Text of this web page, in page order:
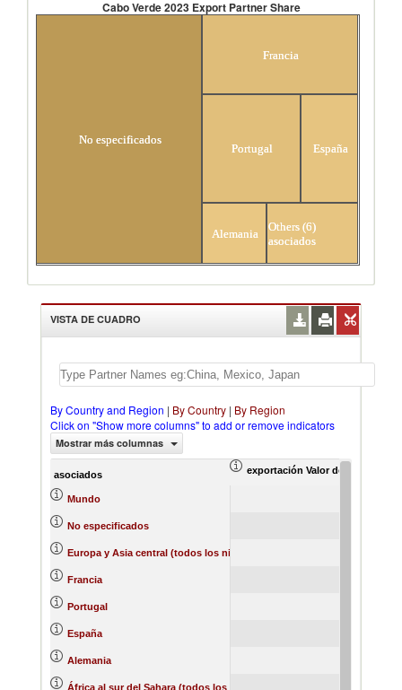
Cabo Verde 2023 Export Partner Share
No especificados
Francia
Portugal España
Alemania
Others (6)
asociados
VISTA DE CUADRO
By Country and Region | By Country | By Region
Click on "Show more columns" to add or remove indicators
Mostrar más columnas
asociados exportación Valor del comercio
Mundo
No especificados
Europa y Asia central (todos los niveles de ingreso)
Francia
Portugal
España
Alemania
África al sur del Sahara (todos los niveles de ingreso)